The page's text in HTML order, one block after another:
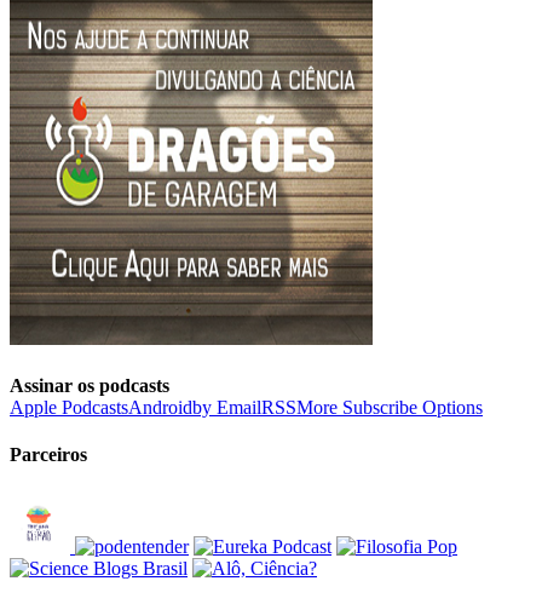
Assinar os podcasts
Apple PodcastsAndroidby EmailRSSMore Subscribe Options
Parceiros